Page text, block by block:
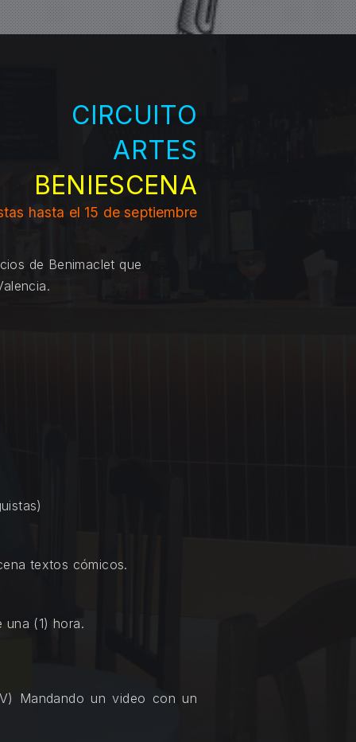
CIRCUITO
ARTES
BENIESCENA
hasta el 15 de septiembre
de Benimaclet que
textos cómicos.
una (1) hora.
Mandando un video con un